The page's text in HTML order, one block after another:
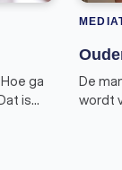
ga
is
De
wordt